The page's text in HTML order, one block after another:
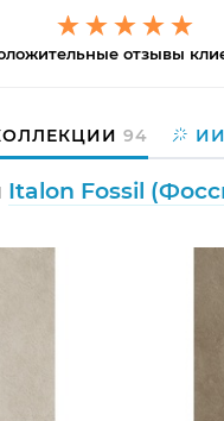
отзывы
94
Italon Fossil